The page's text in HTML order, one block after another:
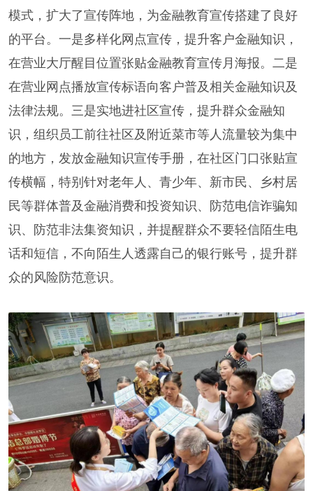
模式，扩大了宣传阵地，为金融教育宣传搭建了良好
的平台。一是多样化网点宣传，提升客户金融知识，
在营业大厅醒目位置张贴金融教育宣传月海报。二是
在营业网点播放宣传标语向客户普及相关金融知识及
法律法规。三是实地进社区宣传，提升群众金融知
识，组织员工前往社区及附近菜市等人流量较为集中
的地方，发放金融知识宣传手册，在社区门口张贴宣
传横幅，特别针对老年人、青少年、新市民、乡村居
民等群体普及金融消费和投资知识、防范电信诈骗知
识、防范非法集资知识，并提醒群众不要轻信陌生电
话和短信，不向陌生人透露自己的银行账号，提升群
众的风险防范意识。